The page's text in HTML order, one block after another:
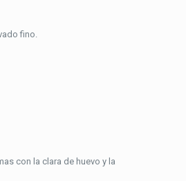
fino.
con la clara de huevo y la